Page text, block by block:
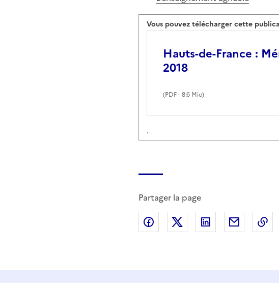
Vous pouvez télécharger cette
Hauts-de-France :
2018
(PDF- 8.6 Mio)
.
Partager la page
Partager sur Facebook
Partager sur X
Partager sur